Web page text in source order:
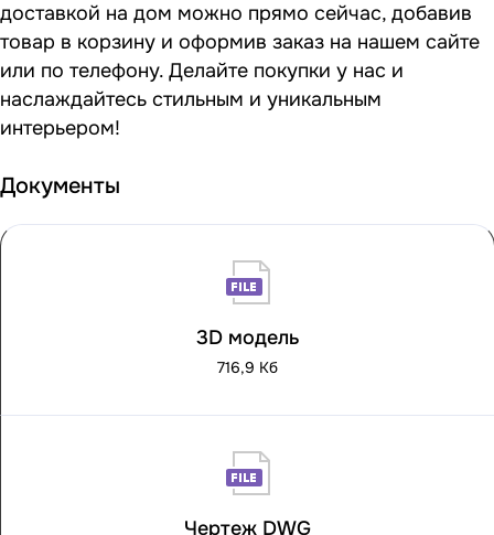
доставкой на дом можно прямо сейчас, добавив
товар в корзину и оформив заказ на нашем сайте
или по телефону. Делайте покупки у нас и
наслаждайтесь стильным и уникальным
интерьером!
Документы
3D модель
716,9 Кб
Чертеж DWG